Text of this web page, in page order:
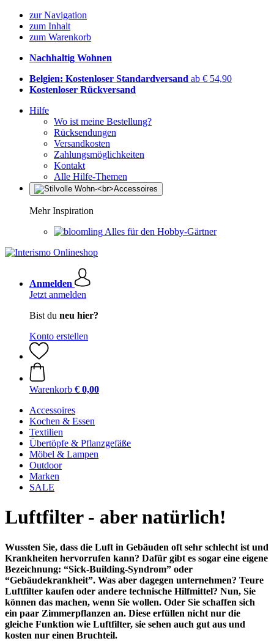
zur Navigation
zum Inhalt
zum Warenkorb
Nachhaltig Wohnen
Belgien: Kostenloser Standardversand ab € 54,90
Kostenloser Rückversand
Hilfe
Wo ist meine Bestellung?
Rücksendungen
Versandkosten
Zahlungsmöglichkeiten
Kontakt
Alle Hilfe-Themen
Mehr Inspiration
Alles für den Hobby-Gärtner
Anmelden
Jetzt anmelden
Bist du neu hier?
Konto erstellen
Warenkorb € 0,00
Accessoires
Kochen & Essen
Textilien
Übertöpfe & Pflanzgefäße
Möbel & Lampen
Outdoor
Marken
SALE
Luftfilter - aber natürlich!
Wussten Sie, dass die Luft in Gebäuden oft sehr schlecht ist und
Krankheiten hervorrufen kann? Dafür gibt es sogar eine eigene
Bezeichnung: “Sick-Building-Syndrom” oder
“Gebäudekrankheit”. Was aber dagegen unternehmen? Teure
Luftfilter kaufen oder andere technische Hilfmittel? Nun, Sie
können das machen, wenn Sie wollen. Oder Sie schaffen sich
ein paar Zimmerpflanzen an. Diese erfüllen nicht nur die
gleiche Funktion wie Luftfilter, sie sehen auch gut aus und
kosten nur einen Bruchteil.